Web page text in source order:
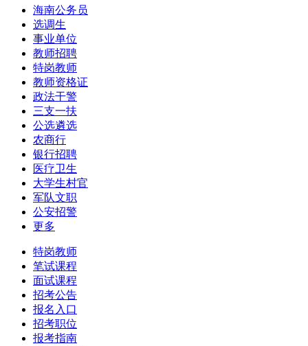
海南公务员
选调生
事业单位
教师招聘
特岗教师
教师资格证
政法干警
三支一扶
公选遴选
农商行
银行招聘
医疗卫生
大学生村官
军队文职
公安招警
更多
特岗教师
笔试课程
面试课程
招考公告
报名入口
招考职位
报考指南